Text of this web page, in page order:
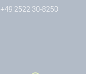
+49 2522 30-8250